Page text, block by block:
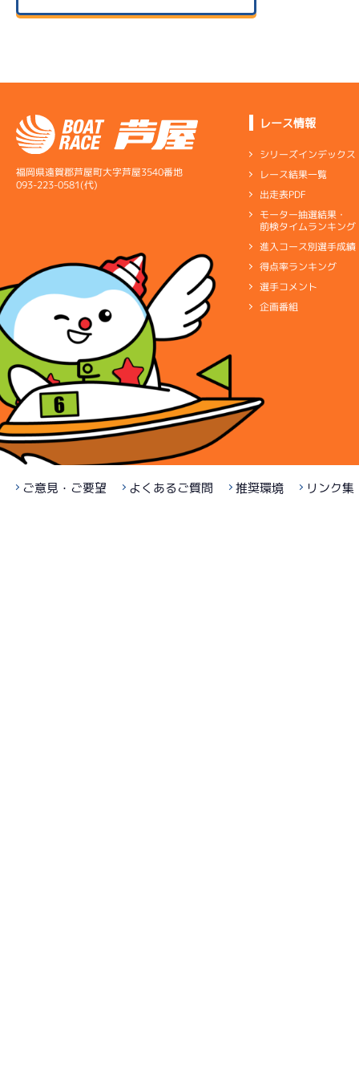
福岡県遠賀郡芦屋町大字芦屋3540番地
093-223-0581(代)
レース情報
シリーズインデックス
レース結果一覧
出走表PDF
モーター抽選結果・
前検タイムランキング
進入コース別選手成績
得点率ランキング
選手コメント
企画番組
ご意見・ご要望 よくあるご質問 推奨環境 リンク集